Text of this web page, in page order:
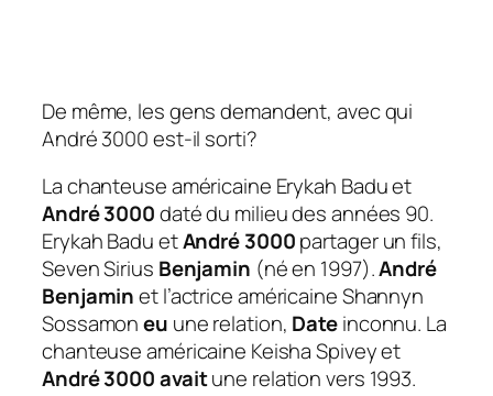
De même, les gens demandent, avec qui
André 3000 est-il sorti?
La chanteuse américaine Erykah Badu et
André 3000daté du milieu des années 90.
Erykah Badu etAndré 3000partager un fils,
Seven Sirius Benjamin (né en 1997).André
Benjaminet l’actrice américaine Shannyn
Sossamoneu une relation, Dateinconnu. La
chanteuse américaine Keisha Spivey et
André 3000 avaitune relation vers 1993.